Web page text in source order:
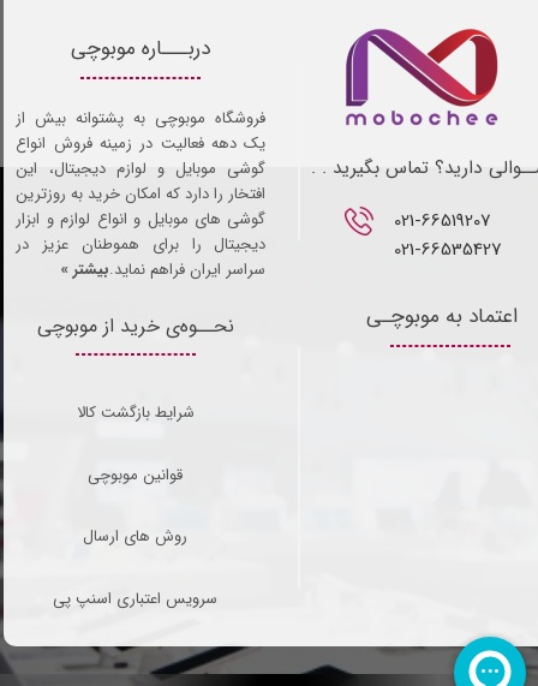
021-66519207​​​​​​​
021-66535427
دارید؟ تماس بگیرید . .
نحــوه‌ی خرید از موبوچی
شرایط بازگشت کالا
قوانین موبوچی
روش های ارسال
سرویس اعتباری اسنپ پی
اعتماد به موبوچـی
دربـــاره موبوچی
فروشگاه موبوچی به پشتوانه بیش از
یک دهه فعالیت در زمینه فروش انواع
گوشی موبایل و لوازم دیجیتال، این
افتخار را دارد که امکان خرید به روزترین
گوشی های موبایل و انواع لوازم و ابزار
دیجیتال را برای هموطنان عزیز در
سراسر ایران فراهم نماید.بیشتر »